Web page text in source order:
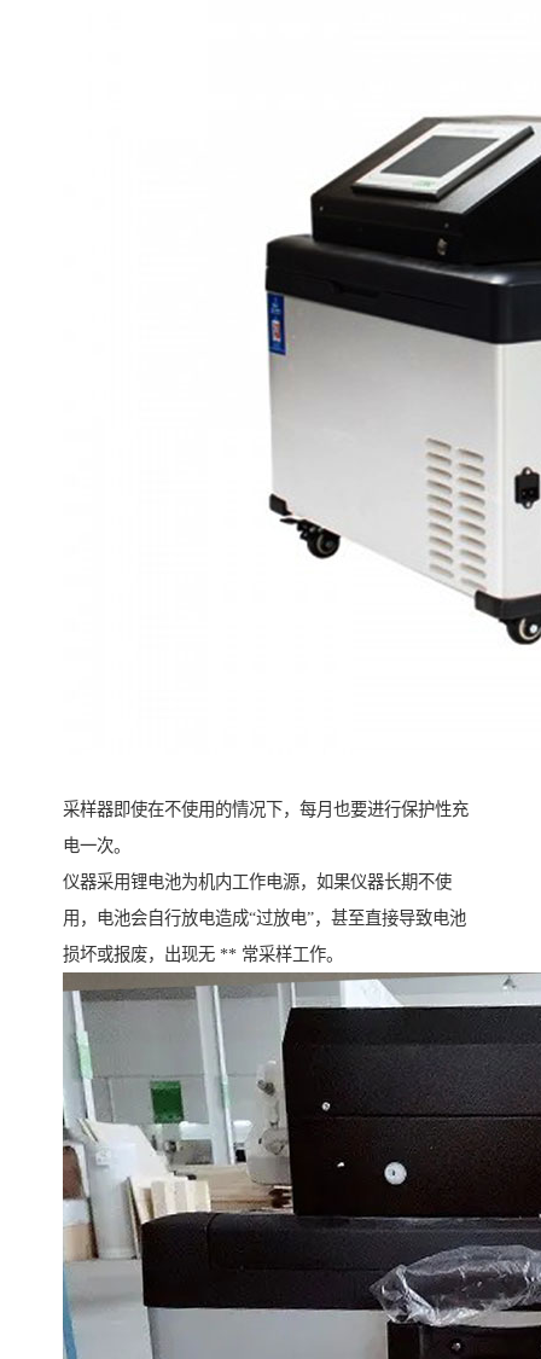
采样器即使在不使用的情况下，每月也要进行保护性充
电一次。
仪器采用锂电池为机内工作电源，如果仪器长期不使
用，电池会自行放电造成“过放电”，甚至直接导致电池
损坏或报废，出现无 ** 常采样工作。